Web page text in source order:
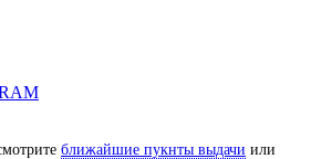
ближайшие пукнты выдачи или